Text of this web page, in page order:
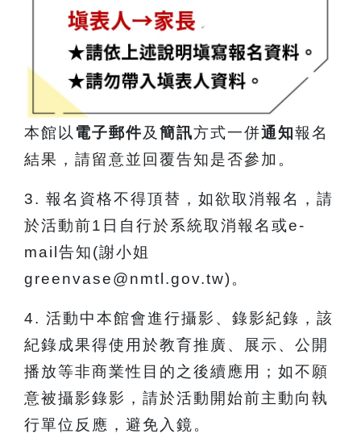
本館以 電子郵件及 簡訊方式一併通知報名
結果，請留意並回覆告知是否參加。
3. 報名資格不得頂替，如欲取消報名，請
於活動前1日自行於系統取消報名或e-
mail告知(謝小姐
greenvase@nmtl.gov.tw)。
4. 活動中本館會進行攝影、錄影紀錄，該
紀錄成果得使用於教育推廣、展示、公開
播放等非商業性目的之後續應用；如不願
意被攝影錄影， 請於活動開始前主動向執
行單位反應，避免入鏡。